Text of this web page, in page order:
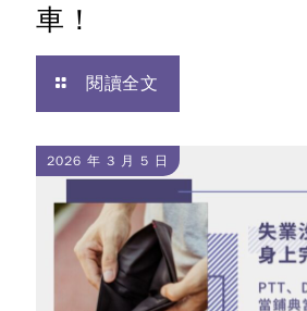
車！
閱讀全文
2026 年 3 月 5 日